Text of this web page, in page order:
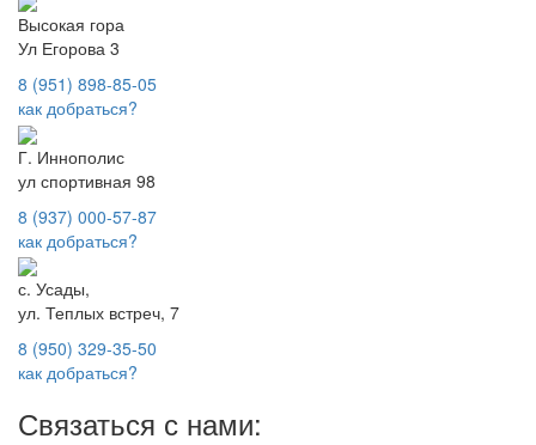
Высокая гора
Ул Егорова 3
8 (951) 898-85-05
как добраться?
Г. Иннополис
ул спортивная 98
8 (937) 000-57-87
как добраться?
с. Усады,
ул. Теплых встреч, 7
8 (950) 329-35-50
как добраться?
Связаться с нами: